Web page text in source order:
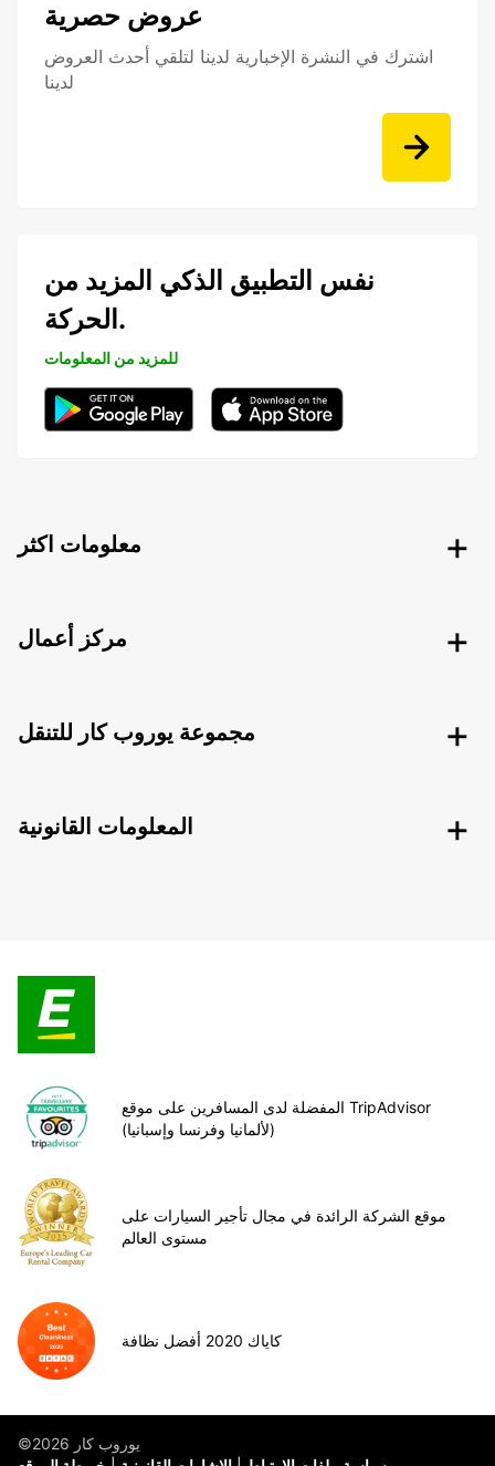
عروض حصرية
اشترك في النشرة الإخبارية لدينا لتلقي أحدث العروض
لدينا
نفس التطبيق الذكي المزيد من
الحركة.
للمزيد من المعلومات
معلومات اكثر
مركز أعمال
مجموعة يوروب كار للتنقل
المعلومات القانونية
المفضلة لدى المسافرين على موقع TripAdvisor
(لألمانيا وفرنسا وإسبانيا)
موقع الشركة الرائدة في مجال تأجير السيارات على
مستوى العالم
كاياك 2020 أفضل نظافة
©يوروب كار 2026